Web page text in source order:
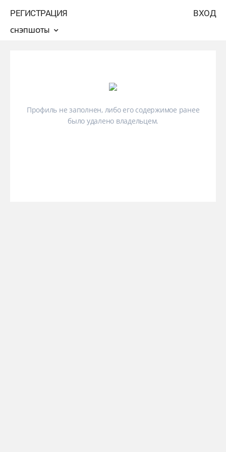
ВХОД
РЕГИСТРАЦИЯ
СНЭПШОТЫ
Профиль не заполнен, либо его содержимое ранее
было удалено владельцем.